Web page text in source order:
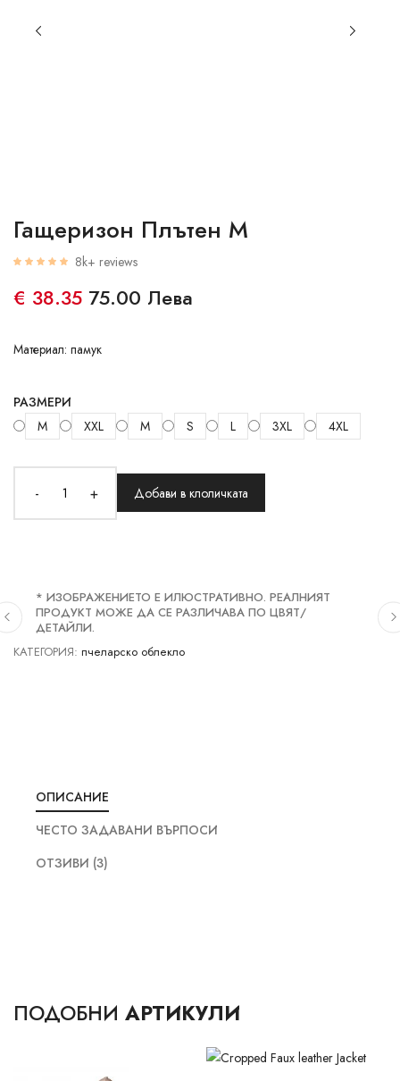
Гащеризон Плътен M
8k+ reviews
€ 38.35 75.00 Лева
Материал: памук
РАЗМЕРИ
M
XXL M S L 3XL 4XL
- + Добави в клоличката
* ИЗОБРАЖЕНИЕТО Е ИЛЮСТРАТИВНО. РЕАЛНИЯТ
ПРОДУКТ МОЖЕ ДА СЕ РАЗЛИЧАВА ПО ЦВЯТ/
ДЕТАЙЛИ.
КАТЕГОРИЯ: пчеларско облекло
ОПИСАНИЕ
ЧЕСТО ЗАДАВАНИ ВЪРПОСИ
ОТЗИВИ (3)
ПОДОБНИ АРТИКУЛИ